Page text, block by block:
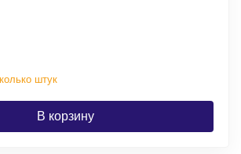
штук
В корзину